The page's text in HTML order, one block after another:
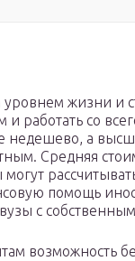
жизни и
и работать со
недешево, а
Средняя
могут
помощь
с
возможность